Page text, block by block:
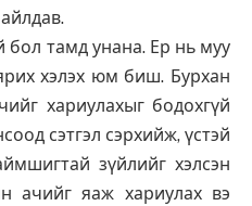
бол тамд унана. Ер нь муу
хэлэх юм биш. Бурхан
хариулахыг бодохгүй
сэтгэл сэрхийж, үстэй
зүйлийг хэлсэн
ачийг яаж хариулах вэ